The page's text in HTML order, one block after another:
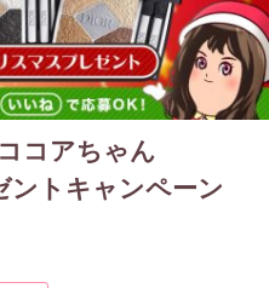
コアちゃん
ントキャンペーン